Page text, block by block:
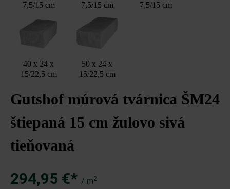
7,5/15 cm
7,5/15 cm
7,5/15 cm
40 x 24 x
15/22,5 cm
50 x 24 x
15/22,5 cm
Gutshof múrová tvárnica ŠM24
štiepaná 15 cm žulovo sivá
tieňovaná
294,95 €* / m2